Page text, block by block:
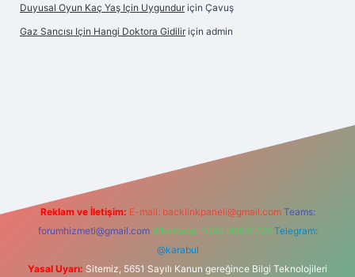
Duyusal Oyun Kaç Yaş Için Uygundur için Çavuş
Gaz Sancısı Için Hangi Doktora Gidilir için admin
Reklam ve İletişim: E-mail: backlinkpaneli@gmail.com Teams:
forumhizmeti@gmail.com Whatsapp: 0262 606 0 726 Telegram:
@karabul
Yasal Uyarı: Sitemiz, 5651 Sayılı Kanun gereğince Bilgi Teknolojileri